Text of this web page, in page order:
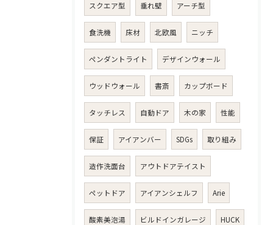
スクエア型 垂れ壁 アーチ型
食洗機 床材 北欧風 ニッチ
ペンダントライト デザインウォール
ウッドウォール 書斎 カップボード
タッチレス 自動ドア 木の家 性能
保証 アイアンバー SDGs 取り組み
造作洗面台 アウトドアテイスト
ペットドア アイアンシェルフ Arie
酸素美泡湯 ビルドインガレージ HUCK